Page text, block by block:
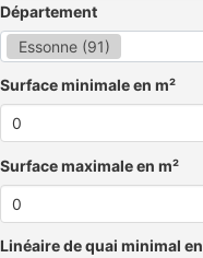
Département
Essonne (91)
Surface minimale en m²
Surface maximale en m²
Linéaire de quai minimal en